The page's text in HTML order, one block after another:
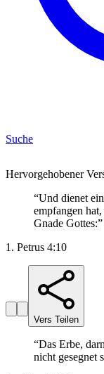
Suche
Hervorgehobener
“Und dienet
empfangen
Gnade Gottes:”
1. Petrus 4:10
Vers Teilen
“Das Erbe,
nicht gesegnet